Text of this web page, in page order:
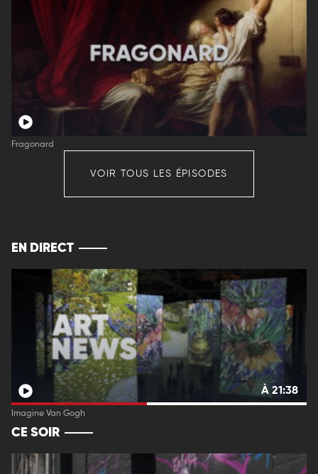
Fragonard
VOIR TOUS LES ÉPISODES
EN DIRECT
À 21:38
Imagine Van Gogh
CE SOIR